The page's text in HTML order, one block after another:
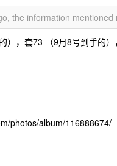
the information
），套73 （9月8号到手的
photos/album/116888674/